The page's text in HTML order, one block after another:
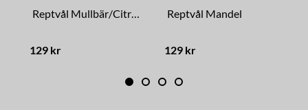
Reptvål Mullbär/Citron
129 kr
Reptvål Mandel
129 kr